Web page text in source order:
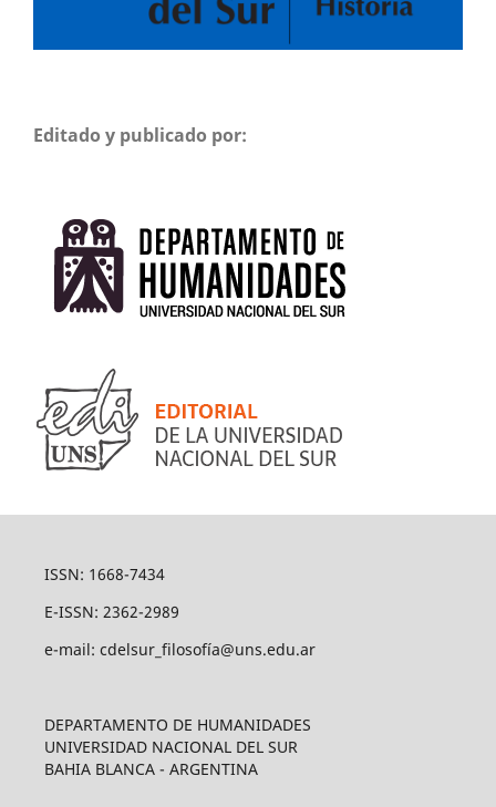
Editado y publicado por:
ISSN: 1668-7434
E-ISSN: 2362-2989
e-mail: cdelsur_filosofía@uns.edu.ar
DEPARTAMENTO DE HUMANIDADES
UNIVERSIDAD NACIONAL DEL SUR
BAHIA BLANCA - ARGENTINA